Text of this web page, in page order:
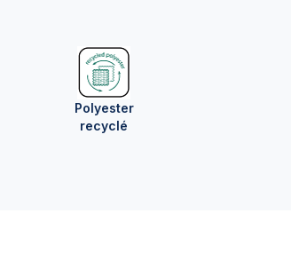
Polyester
recyclé